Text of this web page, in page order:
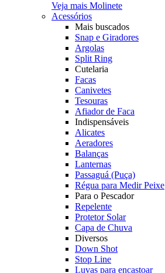
Veja mais Molinete
Acessórios
Mais buscados
Snap e Giradores
Argolas
Split Ring
Cutelaria
Facas
Canivetes
Tesouras
Afiador de Faca
Indispensáveis
Alicates
Aeradores
Balanças
Lanternas
Passaguá (Puça)
Régua para Medir Peixe
Para o Pescador
Repelente
Protetor Solar
Capa de Chuva
Diversos
Down Shot
Stop Line
Luvas para encastoar